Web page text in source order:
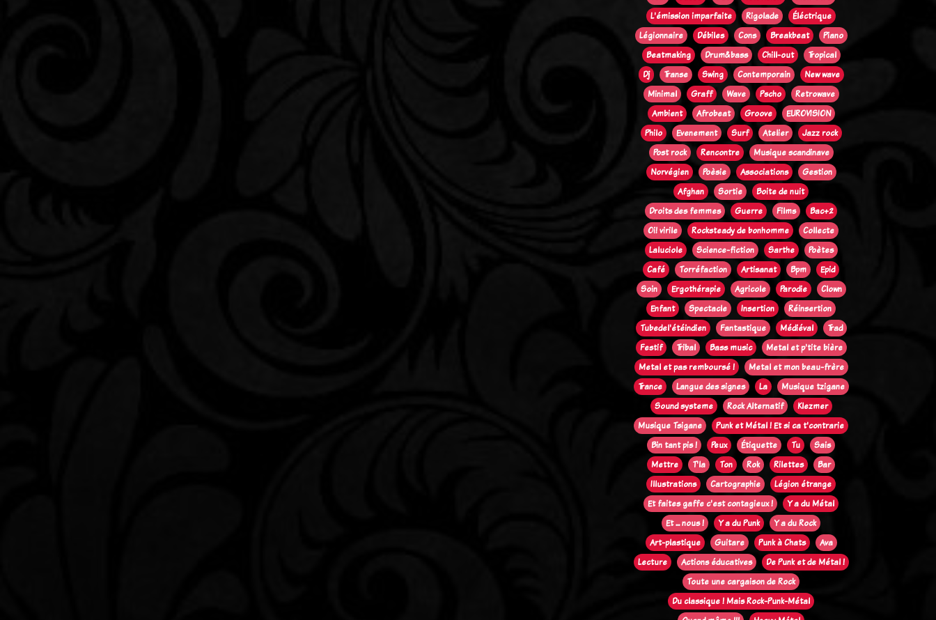
L'émission imparfaite
Rigolade
Éléctrique
Légionnaire
Débiles Cons Breakbeat
Piano
Beatmaking
Drum&bass Chill-out
Tropical
Dj
Transe Swing Contemporain
New wave
Minimal
Graff Wave Pscho
Retrowave
Ambient
Afrobeat Groove
EUROVISION
Philo
Evenement Surf Atelier
Jazz rock
Post rock
Rencontre
Musique scandinave
Norvégien
Poèsie Associations
Gestion
Afghan
Sortie
Boite de nuit
Droits des femmes
Guerre Films
Bac+2
Oi! virile
Rocksteady de bonhomme
Collecte
Laluciole
Science-fiction Sarthe
Poètes
Café
Torréfaction Artisanat Bpm
Epid
Soin
Ergothérapie Agricole Parodie
Clown
Enfant
Spectacle Insertion
Réinsertion
Tubedel'étéindien
Fantastique Médiéval
Trad
Festif
Tribal Bass music
Metal et p'tite bière
Metal et pas remboursé !
Metal et mon beau-frère
Trance
Langue des signes La
Musique tzigane
Sound systeme
Rock Alternatif
Klezmer
Musique Tsigane
Punk et Métal ! Et si ca t'contrarie
Bin tant pis !
Peux Étiquette Tu
Sais
Mettre
T'la Ton Rok Rilettes
Bar
Illustrations
Cartographie
Légion étrange
Et faites gaffe c'est contagieux !
Y a du Métal
Et ... nous !
Y a du Punk
Y a du Rock
Art-plastique
Guitare Punk à Chats
Ava
Lecture
Actions éducatives
De Punk et de Métal !
Toute une cargaison de Rock
Du classique ! Mais Rock-Punk-Métal